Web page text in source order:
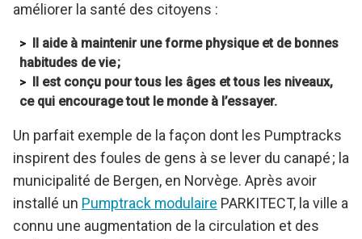
améliorer la santé des citoyens :
Il aide à maintenir une forme physique et de bonnes
habitudes de vie ;
Il est conçu pour tous les âges et tous les niveaux,
ce qui encourage tout le monde à l’essayer.
Un parfait exemple de la façon dont les Pumptracks
inspirent des foules de gens à se lever du canapé ; la
municipalité de Bergen, en Norvège. Après avoir
installé un Pumptrack modulaire PARKITECT, la ville a
connu une augmentation de la circulation et des